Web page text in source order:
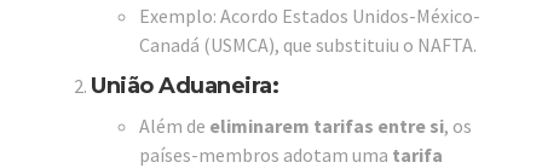
Exemplo: Acordo Estados Unidos-México-
Canadá (USMCA), que substituiu o NAFTA.
União Aduaneira:
Além de eliminarem tarifas entre si, os
países-membros adotam uma tarifa